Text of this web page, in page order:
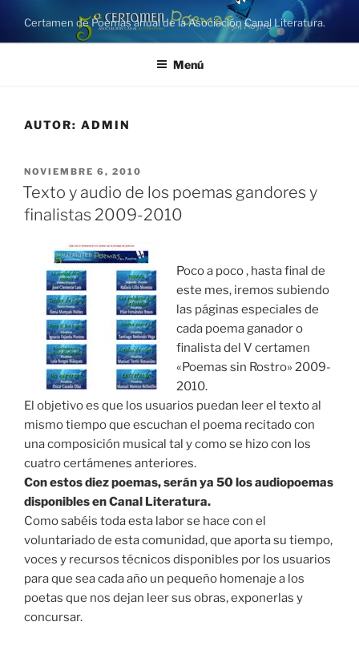
contenido
Certamen de Poemas anual de la Asociación Canal Literatura.
Menú
AUTOR: ADMIN
PUBLICADO
EL
NOVIEMBRE 6, 2010
Texto y audio de los poemas gandores y
finalistas 2009-2010
Poco a poco , hasta final de
este mes, iremos subiendo
las páginas especiales de
cada poema ganador o
finalista del V certamen
«Poemas sin Rostro» 2009-
2010.
El objetivo es que los usuarios puedan leer el texto al
mismo tiempo que escuchan el poema recitado con
una composición musical tal y como se hizo con los
cuatro certámenes anteriores.
Con estos diez poemas, serán ya 50 los audiopoemas
disponibles en Canal Literatura.
Como sabéis toda esta labor se hace con el
voluntariado de esta comunidad, que aporta su tiempo,
voces y recursos técnicos disponibles por los usuarios
para que sea cada año un pequeño homenaje a los
poetas que nos dejan leer sus obras, exponerlas y
concursar.